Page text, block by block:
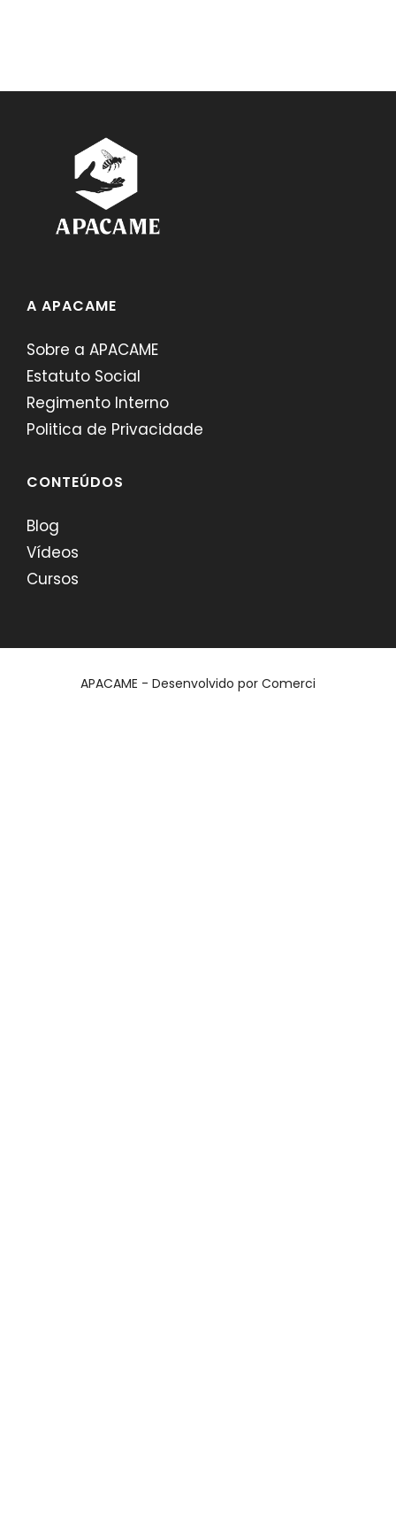
A APACAME
Sobre a APACAME
Estatuto Social
Regimento Interno
Politica de Privacidade
CONTEÚDOS
Blog
Vídeos
Cursos
APACAME - Desenvolvido por Comerci